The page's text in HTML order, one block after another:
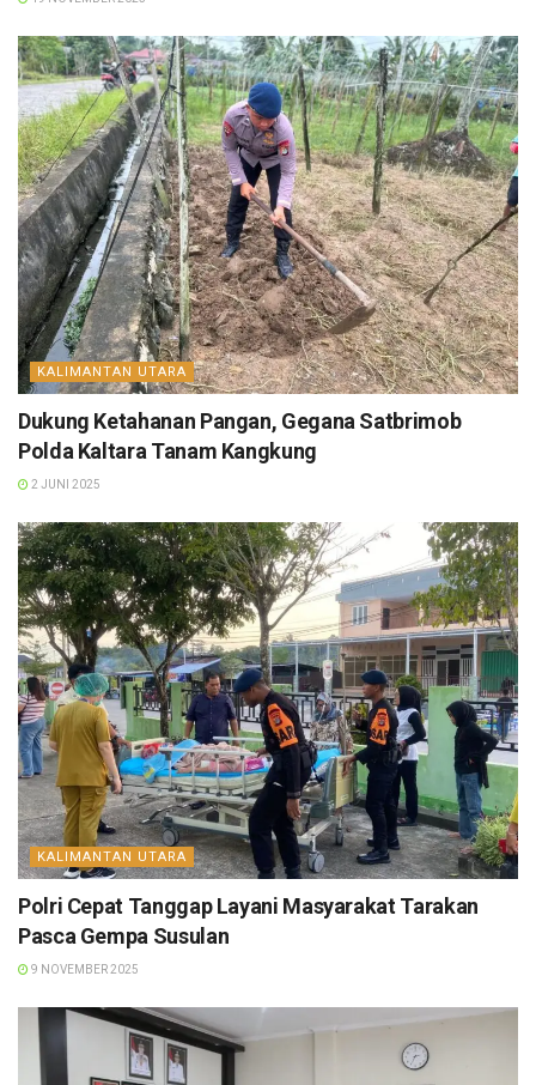
KALIMANTAN UTARA
Dukung Ketahanan Pangan, Gegana Satbrimob
Polda Kaltara Tanam Kangkung
2 JUNI 2025
KALIMANTAN UTARA
Polri Cepat Tanggap Layani Masyarakat Tarakan
Pasca Gempa Susulan
9 NOVEMBER 2025